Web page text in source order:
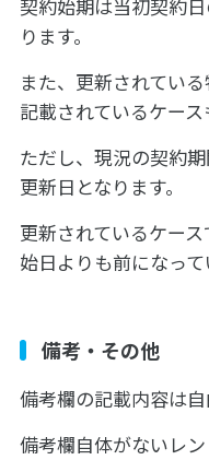
契約始期は当初契約
ります。
また、更新されてい
記載されているケース
ただし、現況の契約
更新日となります。
更新されているケー
始日よりも前になって
備考・その他
備考欄の記載内容は自
備考欄自体がないレン